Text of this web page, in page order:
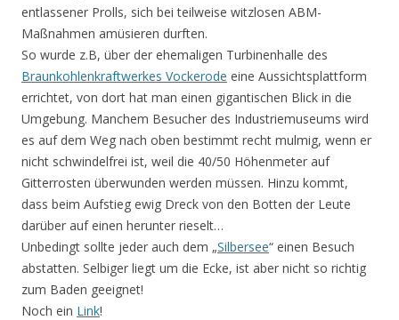
entlassener Prolls, sich bei teilweise witzlosen ABM-
Maßnahmen amüsieren durften.
So wurde z.B, über der ehemaligen Turbinenhalle des
Braunkohlenkraftwerkes Vockerode eine Aussichtsplattform
errichtet, von dort hat man einen gigantischen Blick in die
Umgebung. Manchem Besucher des Industriemuseums wird
es auf dem Weg nach oben bestimmt recht mulmig, wenn er
nicht schwindelfrei ist, weil die 40/50 Höhenmeter auf
Gitterrosten überwunden werden müssen. Hinzu kommt,
dass beim Aufstieg ewig Dreck von den Botten der Leute
darüber auf einen herunter rieselt…
Unbedingt sollte jeder auch dem „Silbersee“ einen Besuch
abstatten. Selbiger liegt um die Ecke, ist aber nicht so richtig
zum Baden geeignet!
Noch ein Link!